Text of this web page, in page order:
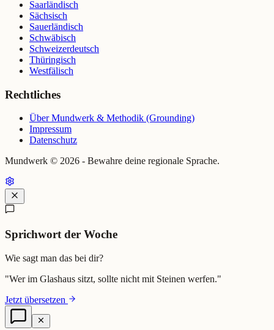
Saarländisch
Sächsisch
Sauerländisch
Schwäbisch
Schweizerdeutsch
Thüringisch
Westfälisch
Rechtliches
Über Mundwerk & Methodik (Grounding)
Impressum
Datenschutz
Mundwerk © 2026 - Bewahre deine regionale Sprache.
Sprichwort der Woche
Wie sagt man das bei dir?
"Wer im Glashaus sitzt, sollte nicht mit Steinen werfen."
Jetzt übersetzen